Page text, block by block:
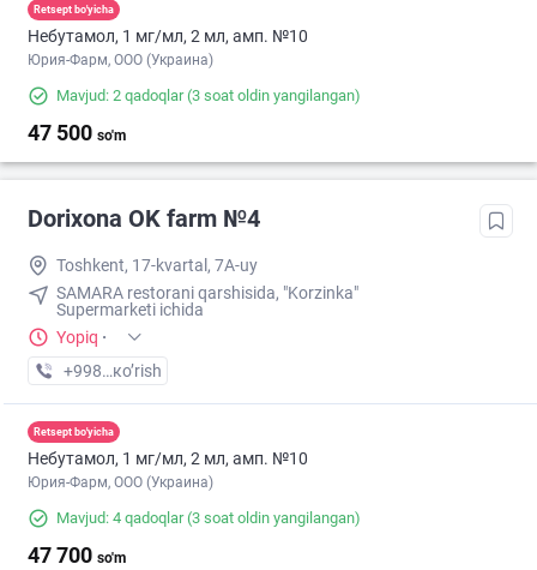
Retsept bo'yicha
Небутамол, 1 мг/мл, 2 мл, амп. №10
Юрия-Фарм, ООО (Украина)
Mavjud: 2 qadoqlar(3 soat oldin yangilangan)
47 500 so'm
Dorixona ОK farm №4
Toshkent, 17-kvartal, 7A-uy
SAMARA restorani qarshisida, "Korzinka"
Supermarketi ichida
Yopiq ·
+998 (90) XXX-XX-XX
кo’rish
Retsept bo'yicha
Небутамол, 1 мг/мл, 2 мл, амп. №10
Юрия-Фарм, ООО (Украина)
Mavjud: 4 qadoqlar(3 soat oldin yangilangan)
47 700 so'm